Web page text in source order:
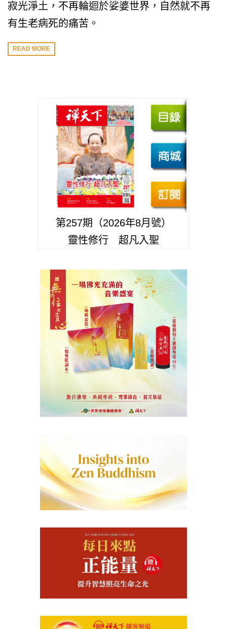
寂光淨土，不再輪迴於娑婆世界，自然就不再
有生老病死的痛苦。
READ MORE
第257期（2026年8月號）
靈性修行 超凡入聖